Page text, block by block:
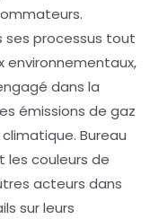
ses processus tout
environnementaux,
dans la
émissions de gaz
. Bureau
couleurs de
acteurs dans
sur leurs